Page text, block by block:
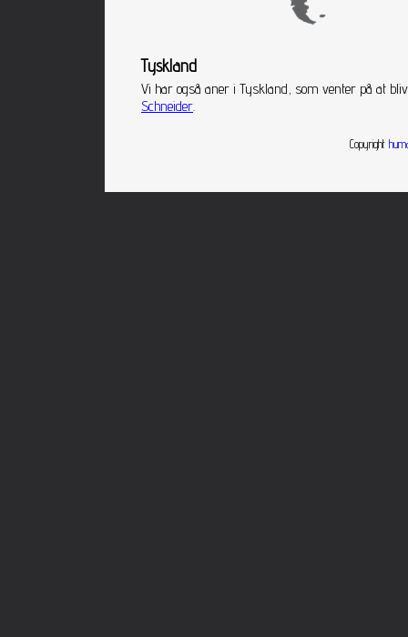
Tyskland
Vi har også aner i Tyskland, som venter på at
Schneider.
Copyright